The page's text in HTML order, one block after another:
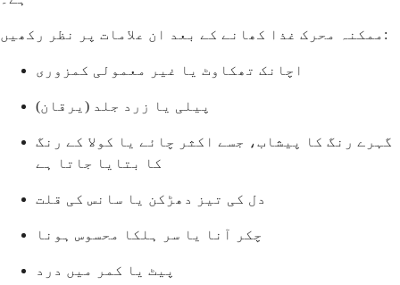
ممکنہ محرک غذا کھانے کے بعد ان علامات پر نظر رکھیں:
اچانک تھکاوٹ یا غیر معمولی کمزوری
پیلی یا زرد جلد (یرقان)
گہرے رنگ کا پیشاب، جسے اکثر چائے یا کولا کے رنگ
کا بتایا جاتا ہے
دل کی تیز دھڑکن یا سانس کی قلت
چکر آنا یا سر ہلکا محسوس ہونا
پیٹ یا کمر میں درد